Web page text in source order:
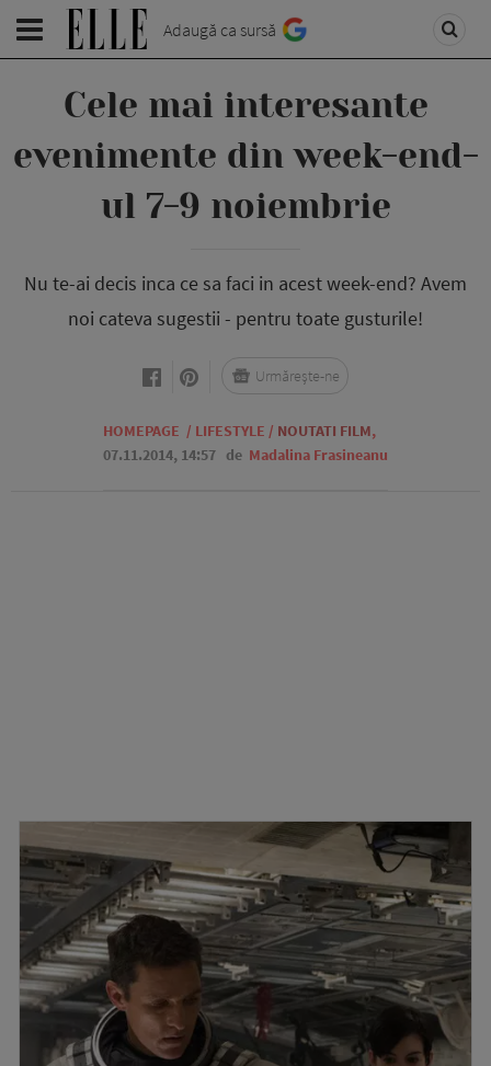
Adaugă ca sursă
Cele mai interesante
evenimente din week-end-
ul 7-9 noiembrie
Nu te-ai decis inca ce sa faci in acest week-end? Avem
noi cateva sugestii - pentru toate gusturile!
HOMEPAGE / LIFESTYLE / NOUTATI FILM,
07.11.2014, 14:57 de Madalina Frasineanu
Urmărește-ne